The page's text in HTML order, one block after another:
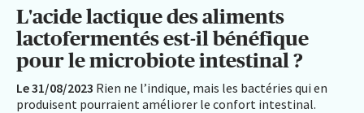
L'acide lactique des aliments
lactofermentés est-il bénéfique
pour le microbiote intestinal ?
Le 31/08/2023 Rien ne l’indique, mais les bactéries qui en
produisent pourraient améliorer le confort intestinal.